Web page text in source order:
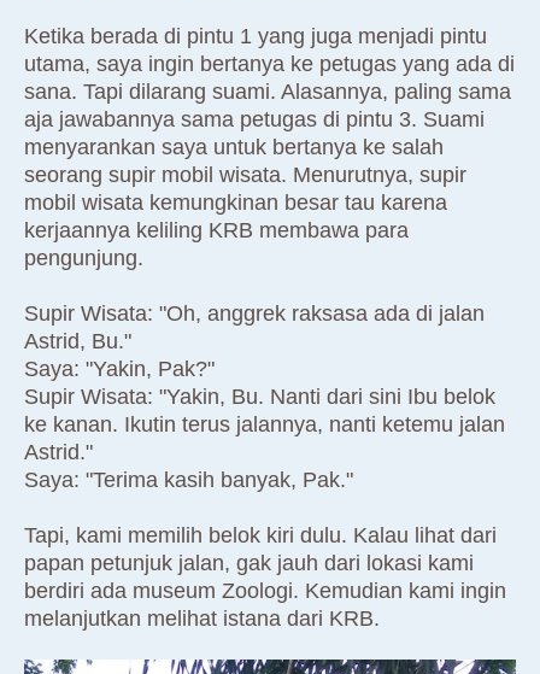
Ketika berada di pintu 1 yang juga menjadi pintu
utama, saya ingin bertanya ke petugas yang ada di
sana. Tapi dilarang suami. Alasannya, paling sama
aja jawabannya sama petugas di pintu 3. Suami
menyarankan saya untuk bertanya ke salah
seorang supir mobil wisata. Menurutnya, supir
mobil wisata kemungkinan besar tau karena
kerjaannya keliling KRB membawa para
pengunjung.
Supir Wisata: "Oh, anggrek raksasa ada di jalan
Astrid, Bu."
Saya: "Yakin, Pak?"
Supir Wisata: "Yakin, Bu. Nanti dari sini Ibu belok
ke kanan. Ikutin terus jalannya, nanti ketemu jalan
Astrid."
Saya: "Terima kasih banyak, Pak."
Tapi, kami memilih belok kiri dulu. Kalau lihat dari
papan petunjuk jalan, gak jauh dari lokasi kami
berdiri ada museum Zoologi. Kemudian kami ingin
melanjutkan melihat istana dari KRB.